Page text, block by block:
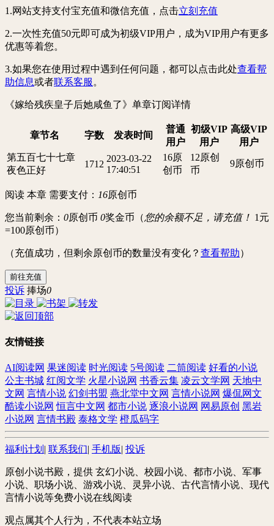
1.网站支持支付宝充值和微信充值，点击立刻充值
2.一次性充值50元即可成为初级VIP用户 ，成为VIP用户有更多
优惠等着您。
3.如果您在使用过程中遇到任何问题，都可以点击此处查看帮
助信息或者联系客服 。
《嫁给残疾皇子后她咸鱼了》 单章订阅详情
章节名 字数 发表时间
普通
用户
初级VIP
用户
高级VIP
用户
第五百七十七章
夜色正好
1712
2023-03-22
17:40:51
16原
创币
12原创
币
9原创币
阅读 本章 需要支付： 16原创币
您当前剩余： 0原创币 0奖金币（您的余额不足，请充值！ 1元
=100原创币）
（充值成功，但剩余原创币的数量没有变化？ 查看帮助）
前往充值
投诉 捧场0
友情链接
AI阅读网 果迷阅读 时光阅读 5号阅读 二筒阅读 好看的小说
公主书城 红阅文学 火星小说网 书香云集 凌云文学网 天地中
文网 言情小说 幻剑书盟 燕北堂中文网 言情小说网 爆侃网文
酷读小说网 恒言中文网 都市小说 逐浪小说网 网易原创 黑岩
小说网 言情书殿 泰格文学 橙瓜码字
福利计划 | 联系我们| 手机版| 投诉
原创小说书殿，提供 玄幻小说、校园小说、都市小说、军事
小说、职场小说、游戏小说、灵异小说、古代言情小说、现代
言情小说等免费小说在线阅读
观点属其个人行为，不代表本站立场